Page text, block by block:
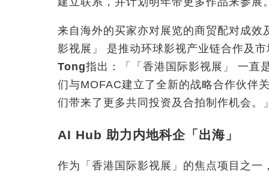
来自海外的买家亦对展览的商贸配对成
影视展」 是推动环球影视产业链合作及
Tong指出：「 「 香港国际影视展 」
一直
们与MOFAC建立了全新的战略合作伙伴
们带来了更多共同投资及合拍制作机会。
AI Hub 助力内地科企「出海」
作为「香港国际影视展」的焦点项目之一